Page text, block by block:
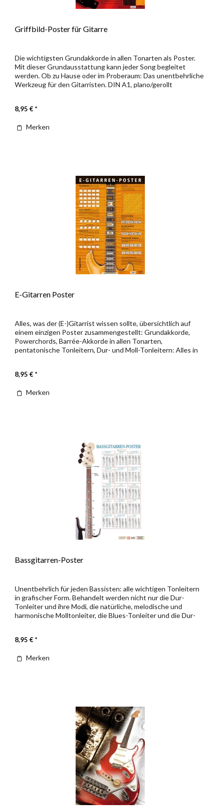
Griffbild-Poster für Gitarre
Die wichtigsten Grundakkorde in allen Tonarten als Poster.
Mit dieser Grundausstattung kann jeder Song begleitet
werden. Ob zu Hause oder im Proberaum: Das unentbehrliche
Werkzeug für den Gitarristen. DIN A1, plano/gerollt
8,95 € *
Merken
E-Gitarren Poster
Alles, was der (E-)Gitarrist wissen sollte, übersichtlich auf
einem einzigen Poster zusammengestellt: Grundakkorde,
Powerchords, Barrée-Akkorde in allen Tonarten,
pentatonische Tonleitern, Dur- und Moll-Tonleitern: Alles in
8,95 € *
Merken
Bassgitarren-Poster
Unentbehrlich für jeden Bassisten: alle wichtigen Tonleitern
in grafischer Form. Behandelt werden nicht nur die Dur-
Tonleiter und ihre Modi, die natürliche, melodische und
harmonische Molltonleiter, die Blues-Tonleiter und die Dur-
8,95 € *
Merken